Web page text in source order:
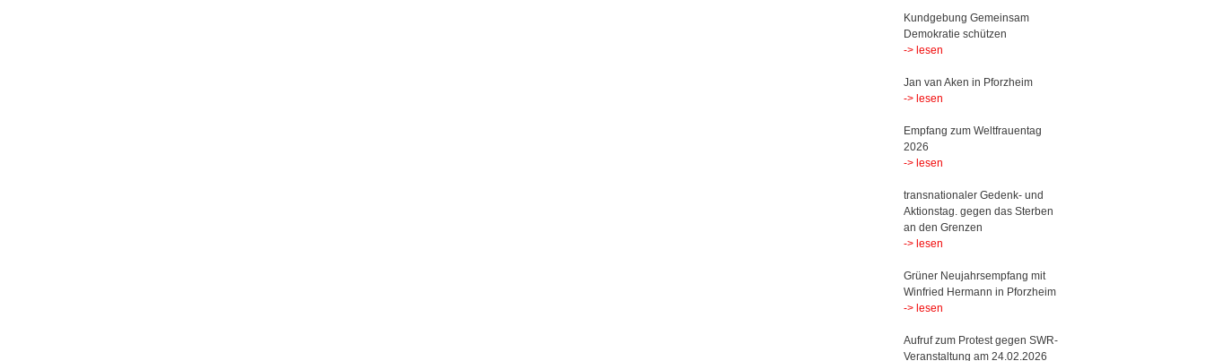
Kundgebung Gemeinsam
Demokratie schützen
-> lesen
Jan van Aken in Pforzheim
-> lesen
Empfang zum Weltfrauentag
2026
-> lesen
transnationaler Gedenk- und
Aktionstag. gegen das Sterben
an den Grenzen
-> lesen
Grüner Neujahrsempfang mit
Winfried Hermann in Pforzheim
-> lesen
Aufruf zum Protest gegen SWR-
Veranstaltung am 24.02.2026